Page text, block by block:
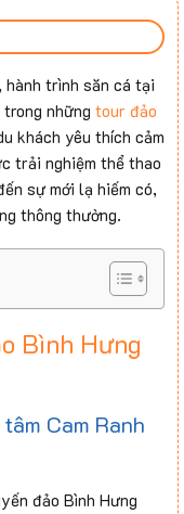
, hành trình săn cá tại
những tour đảo
khách yêu thích cảm
trải nghiệm thể thao
sự mới lạ hiếm có,
thông thường.
Bình Hưng
Cam Ranh
đảo Bình Hưng